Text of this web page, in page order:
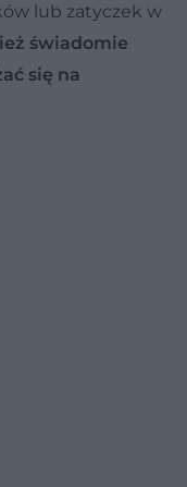
lub zatyczek w
świadomie
się na